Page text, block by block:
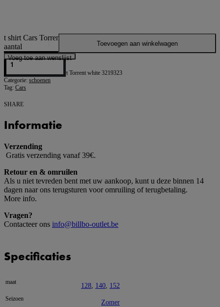
t shirt Cars Torrent
aantal
Toevoegen aan winkelwagen
Voeg toe aan wenslijst
Cars t shirt Torrent white 3219323
Categorie: schoenen
Tag: Cars
SHARE
Informatie
Verzending
Gratis verzending vanaf 39€.
Retour en & omruilen
Als u niet tevreden bent met uw aankoop, kunt u deze binnen 14
dagen naar ons terugsturen voor omruiling of terugbetaling.
More info.
Vragen?
Contacteer ons info@billbo-outlet.be
Specificaties
maat 128 140 152
Seizoen Zomer